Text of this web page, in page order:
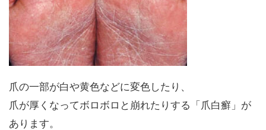
爪の一部が白や黄色などに変色したり、
爪が厚くなってボロボロと崩れたりする「爪白癬」が
あります。